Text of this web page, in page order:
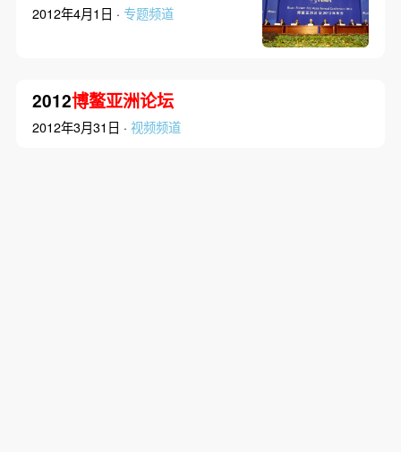
2012年4月1日 · 专题频道
2012博鳌亚洲论坛
2012年3月31日 · 视频频道